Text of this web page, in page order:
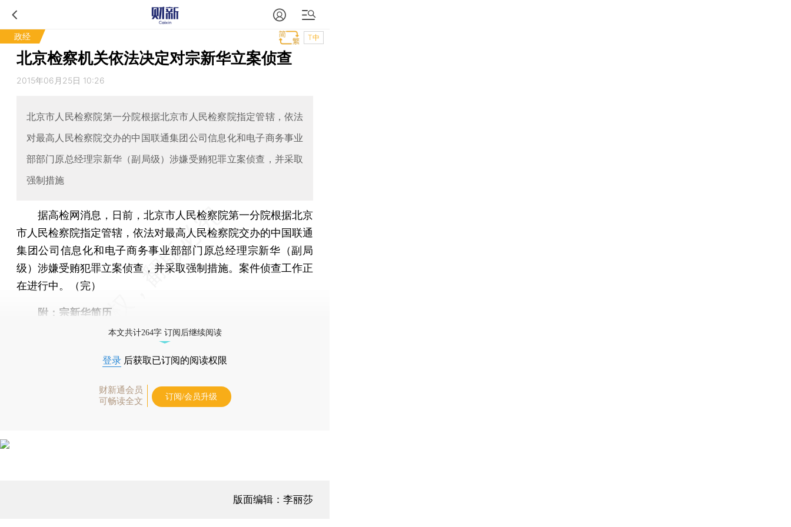
政经 T中
北京检察机关依法决定对宗新华立案侦查
2015年06月25日 10:26
北京市人民检察院第一分院根据北京市人民检察院指定管辖，依法
对最高人民检察院交办的中国联通集团公司信息化和电子商务事业
部部门原总经理宗新华（副局级）涉嫌受贿犯罪立案侦查，并采取
强制措施
据高检网消息，日前，北京市人民检察院第一分院根据北京
市人民检察院指定管辖，依法对最高人民检察院交办的中国联通
集团公司信息化和电子商务事业部部门原总经理宗新华（副局
级）涉嫌受贿犯罪立案侦查，并采取强制措施。案件侦查工作正
在进行中。（完）
附：宗新华简历
本文共计264字 订阅后继续阅读
登录 后获取已订阅的阅读权限
财新通会员
可畅读全文
订阅/会员升级
版面编辑：李丽莎